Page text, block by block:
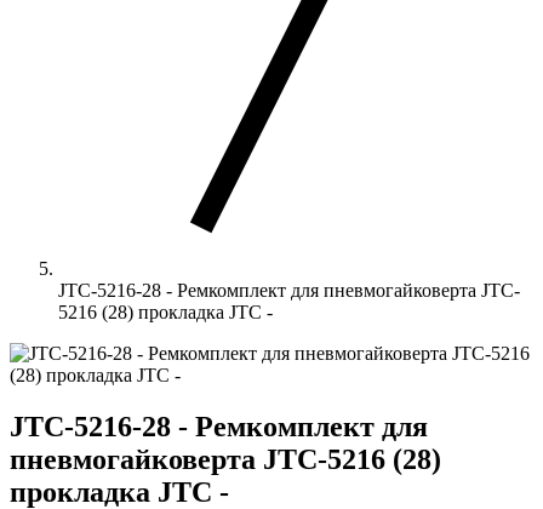
JTC-5216-28 - Ремкомплект для пневмогайковерта JTC-
5216 (28) прокладка JTC -
JTC-5216-28 - Ремкомплект для
пневмогайковерта JTC-5216 (28)
прокладка JTC -